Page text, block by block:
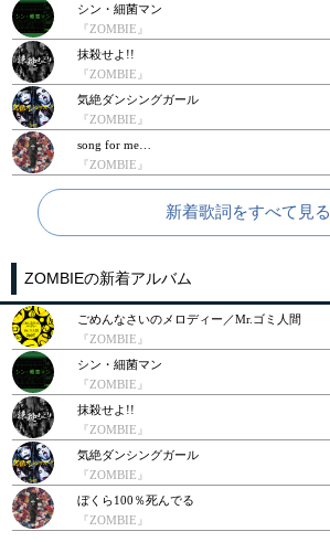
シン・細菌マン
『ZOMBIE』
抹殺せよ!!
『ZOMBIE』
気絶ダンシングガール
『ZOMBIE』
song for me…
『ZOMBIE』
新着歌詞をすべて見る
ZOMBIEの新着アルバム
ごめんなさいのメロディー／Mr.ゴミ人間
『ZOMBIE』
シン・細菌マン
『ZOMBIE』
抹殺せよ!!
『ZOMBIE』
気絶ダンシングガール
『ZOMBIE』
ぼくら100％死んでる
『ZOMBIE』